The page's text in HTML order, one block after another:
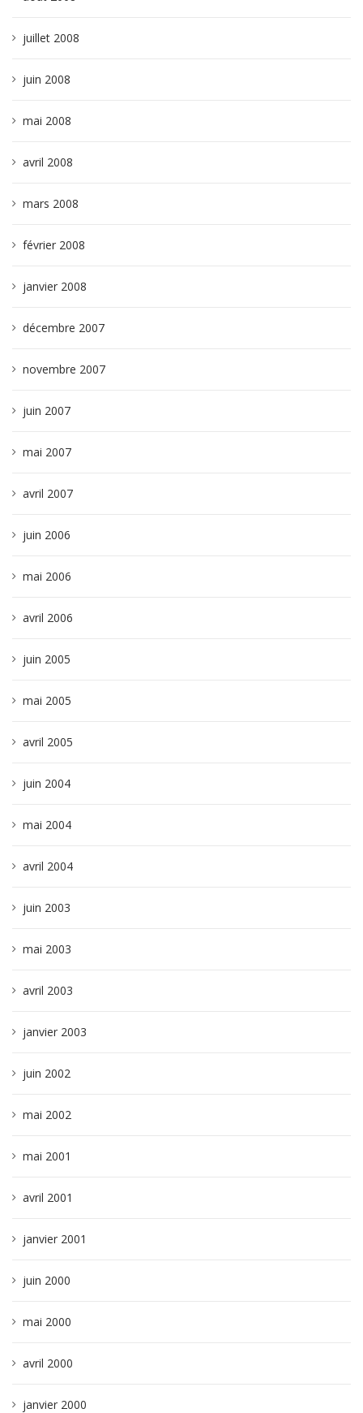
juillet 2008
juin 2008
mai 2008
avril 2008
mars 2008
février 2008
janvier 2008
décembre 2007
novembre 2007
juin 2007
mai 2007
avril 2007
juin 2006
mai 2006
avril 2006
juin 2005
mai 2005
avril 2005
juin 2004
mai 2004
avril 2004
juin 2003
mai 2003
avril 2003
janvier 2003
juin 2002
mai 2002
mai 2001
avril 2001
janvier 2001
juin 2000
mai 2000
avril 2000
janvier 2000